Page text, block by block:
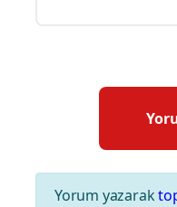
Yorum yazarak